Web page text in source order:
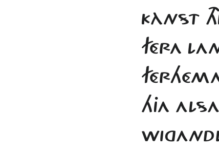
KÀNST
FÉRA
HJA